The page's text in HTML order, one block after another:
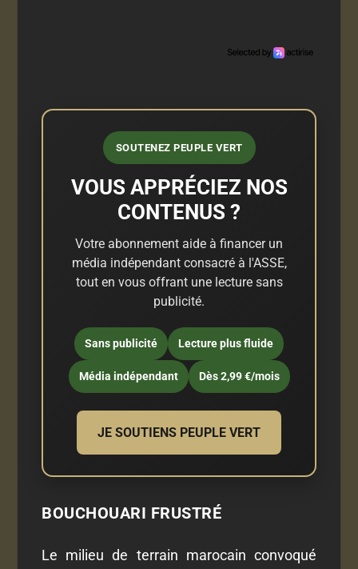
SOUTENEZ PEUPLE VERT
VOUS APPRÉCIEZ NOS
CONTENUS ?
Votre abonnement aide à financer un
média indépendant consacré à l'ASSE,
tout en vous offrant une lecture sans
publicité.
Sans publicité Lecture plus fluide
Média indépendant Dès 2,99 €/mois
JE SOUTIENS PEUPLE VERT
BOUCHOUARI FRUSTRÉ
Le milieu de terrain marocain convoqué